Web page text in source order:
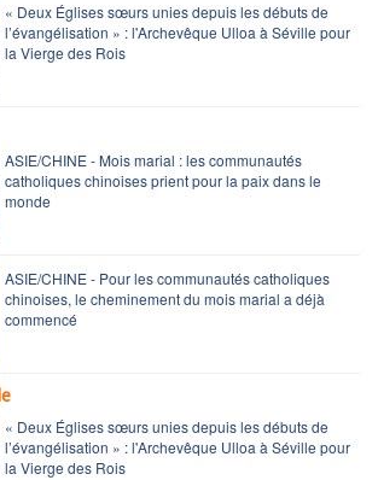
« Deux Églises sœurs unies depuis les débuts de
l’évangélisation » : l'Archevêque Ulloa à Séville pour
la Vierge des Rois
ASIE/CHINE - Mois marial : les communautés
catholiques chinoises prient pour la paix dans le
monde
ASIE/CHINE - Pour les communautés catholiques
chinoises, le cheminement du mois marial a déjà
commencé
« Deux Églises sœurs unies depuis les débuts de
l’évangélisation » : l'Archevêque Ulloa à Séville pour
la Vierge des Rois